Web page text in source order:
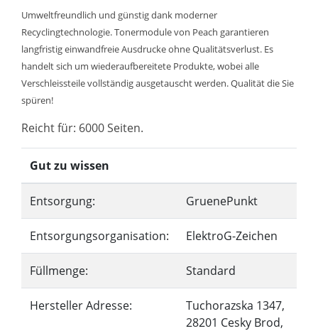
Umweltfreundlich und günstig dank moderner
Recyclingtechnologie. Tonermodule von Peach garantieren
langfristig einwandfreie Ausdrucke ohne Qualitätsverlust. Es
handelt sich um wiederaufbereitete Produkte, wobei alle
Verschleissteile vollständig ausgetauscht werden. Qualität die Sie
spüren!
Reicht für: 6000 Seiten.
Gut zu wissen
Entsorgung: GruenePunkt
Entsorgungsorganisation: ElektroG-Zeichen
Füllmenge: Standard
Hersteller Adresse:
Tuchorazska 1347,
28201 Cesky Brod,